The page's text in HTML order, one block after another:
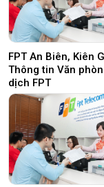
FPT An Biên, Kiên
Thông tin Văn
dịch FPT